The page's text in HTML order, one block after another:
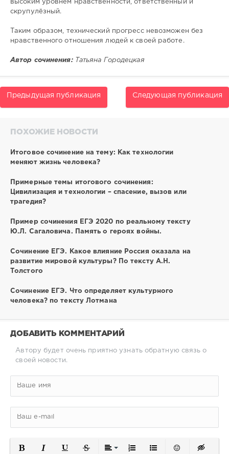
высоким уровнем нравственности, ответственный и
скрупулёзный.
Таким образом, технический прогресс невозможен без
нравственного отношения людей к своей работе.
Автор сочинения: Татьяна Городецкая
Предыдущая публикация Следующая публикация
ПОХОЖИЕ НОВОСТИ
Итоговое сочинение на тему: Как технологии
меняют жизнь человека?
Примерные темы итогового сочинения:
Цивилизация и технологии – спасение, вызов или
трагедия?
Пример сочинения ЕГЭ 2020 по реальному тексту
Ю.Л. Сагаловича. Память о героях войны.
Сочинение ЕГЭ. Какое влияние Россия оказала на
развитие мировой культуры? По тексту А.Н.
Толстого
Сочинение ЕГЭ. Что определяет культурного
человека? по тексту Лотмана
ДОБАВИТЬ КОММЕНТАРИЙ
Автору будет очень приятно узнать обратную связь о
своей новости.